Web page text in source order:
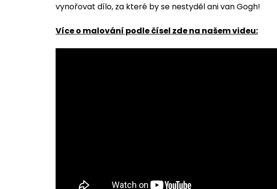
vynořovat dílo, za které by se nestyděl ani van Gogh!
Více o malování podle čísel zde na našem videu: